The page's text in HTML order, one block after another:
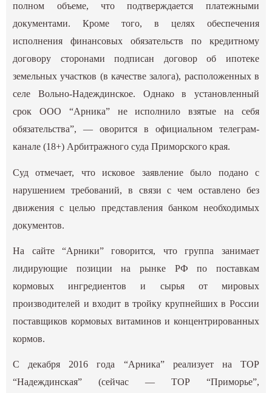
полном объеме, что подтверждается платежными
документами. Кроме того, в целях обеспечения
исполнения финансовых обязательств по кредитному
договору сторонами подписан договор об ипотеке
земельных участков (в качестве залога), расположенных в
селе Вольно-Надеждинское. Однако в установленный
срок ООО “Арника” не исполнило взятые на себя
обязательства”, — оворится в официальном телеграм-
канале (18+) Арбитражного суда Приморского края.
Суд отмечает, что исковое заявление было подано с
нарушением требований, в связи с чем оставлено без
движения с целью представления банком необходимых
документов.
На сайте “Арники” говорится, что группа занимает
лидирующие позиции на рынке РФ по поставкам
кормовых ингредиентов и сырья от мировых
производителей и входит в тройку крупнейших в России
поставщиков кормовых витаминов и концентрированных
кормов.
С декабря 2016 года “Арника” реализует на ТОР
“Надеждинская” (сейчас — ТОР “Приморье”,